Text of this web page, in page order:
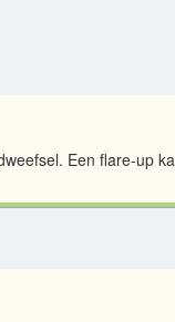
Een flare-up